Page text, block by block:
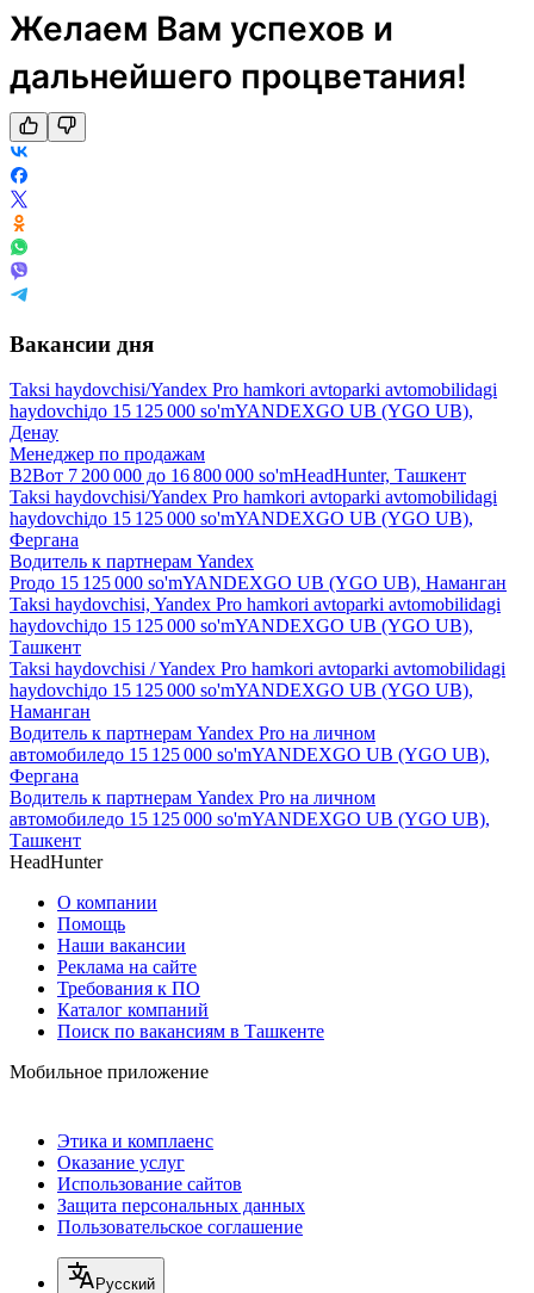
Желаем Вам успехов и
дальнейшего процветания!
Вакансии дня
Taksi haydovchisi/Yandex Pro hamkori avtoparki avtomobilidagi
haydovchiдо 15 125 000 so'mYANDEXGO UB (YGO UB),
Денау
Менеджер по продажам
B2Bот 7 200 000 до 16 800 000 so'mHeadHunter, Ташкент
Taksi haydovchisi/Yandex Pro hamkori avtoparki avtomobilidagi
haydovchiдо 15 125 000 so'mYANDEXGO UB (YGO UB),
Фергана
Водитель к партнерам Yandex
Proдо 15 125 000 so'mYANDEXGO UB (YGO UB), Наманган
Taksi haydovchisi, Yandex Pro hamkori avtoparki avtomobilidagi
haydovchiдо 15 125 000 so'mYANDEXGO UB (YGO UB),
Ташкент
Taksi haydovchisi / Yandex Pro hamkori avtoparki avtomobilidagi
haydovchiдо 15 125 000 so'mYANDEXGO UB (YGO UB),
Наманган
Водитель к партнерам Yandex Pro на личном
автомобиледо 15 125 000 so'mYANDEXGO UB (YGO UB),
Фергана
Водитель к партнерам Yandex Pro на личном
автомобиледо 15 125 000 so'mYANDEXGO UB (YGO UB),
Ташкент
HeadHunter
О компании
Помощь
Наши вакансии
Реклама на сайте
Требования к ПО
Каталог компаний
Поиск по вакансиям в Ташкенте
Мобильное приложение
Этика и комплаенс
Оказание услуг
Использование сайтов
Защита персональных данных
Пользовательское соглашение
Русский